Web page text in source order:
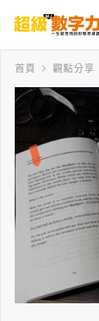
首頁 觀點分享